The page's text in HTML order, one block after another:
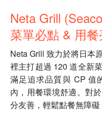
Neta Grill
菜單必點 & 用
Neta Grill 致力於將日本
裡主打超過 120 道全新
滿足追求品質與 CP 值
內，用餐環境舒適。對
分友善，輕鬆點餐無障礙